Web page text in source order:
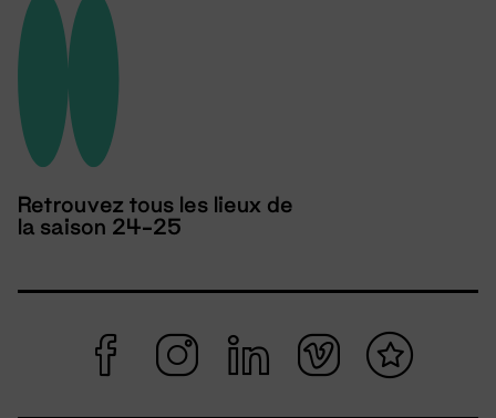
Retrouvez tous les lieux de
la saison 24-25